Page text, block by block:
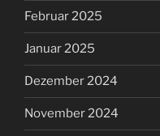
Februar 2025
Januar 2025
Dezember 2024
November 2024